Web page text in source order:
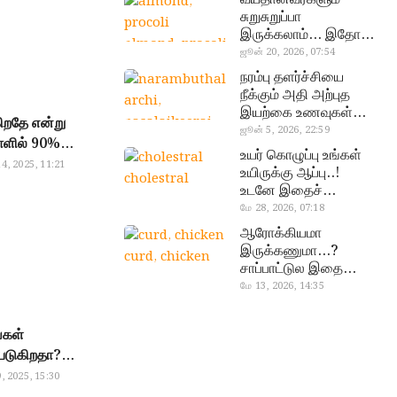
பிரச்சனை
என்று
90%
எந்த
எச்சரிக்கும்
2025, 11:21
15:30
almond, procoli
சுறுசுறுப்பா
இருக்கலாம்… இதோ
சூப்பர் உணவுகள்!
ஜூன் 20, 2026, 07:54
narambuthalar
chi,
pasalaikeerai
நரம்பு தளர்ச்சியை
நீக்கும் அதி அற்புத
இயற்கை உணவுகள்…
தவற விட்டுறாதீங்க!
ஜூன் 5, 2026, 22:59
cholestral
உயர் கொழுப்பு உங்கள்
உயிருக்கு ஆப்பு..!
உடனே இதைச்
செய்யுங்க!
மே 28, 2026, 07:18
curd, chicken
ஆரோக்கியமா
இருக்கணுமா…?
சாப்பாட்டுல இதை
எல்லாம்
மே 13, 2026, 14:35